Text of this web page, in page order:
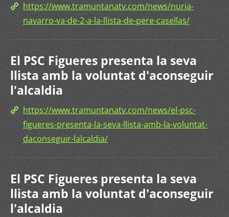
https://www.tramuntanatv.com/news/nuria-
navarro-va-de-2-a-la-llista-de-pere-casellas/
El PSC Figueres presenta la seva
llista amb la voluntat d'aconseguir
l'alcaldia
https://www.tramuntanatv.com/news/el-psc-
figueres-presenta-la-seva-llista-amb-la-voluntat-
daconseguir-lalcaldia/
El PSC Figueres presenta la seva
llista amb la voluntat d'aconseguir
l'alcaldia